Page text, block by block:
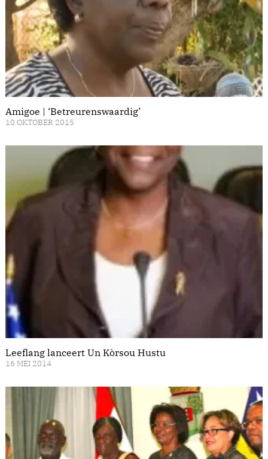
Amigoe | ‘Betreurenswaardig’
10 OKTOBER 2015
Leeflang lanceert Un Kòrsou Hustu
16 MEI 2014